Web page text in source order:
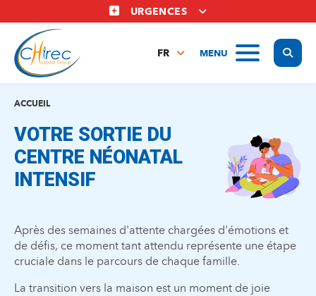
au
contenu
principal
URGENCES
MENU
FR
ACCUEIL
VOTRE SORTIE DU
CENTRE NÉONATAL
INTENSIF
Après des semaines d'attente chargées d'émotions et
de défis, ce moment tant attendu représente une étape
cruciale dans le parcours de chaque famille.
La transition vers la maison est un moment de joie